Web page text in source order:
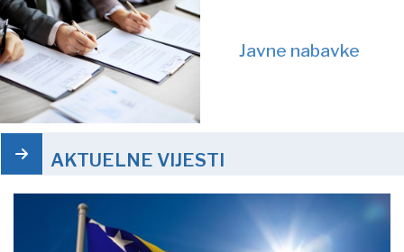
Javne nabavke
AKTUELNE VIJESTI